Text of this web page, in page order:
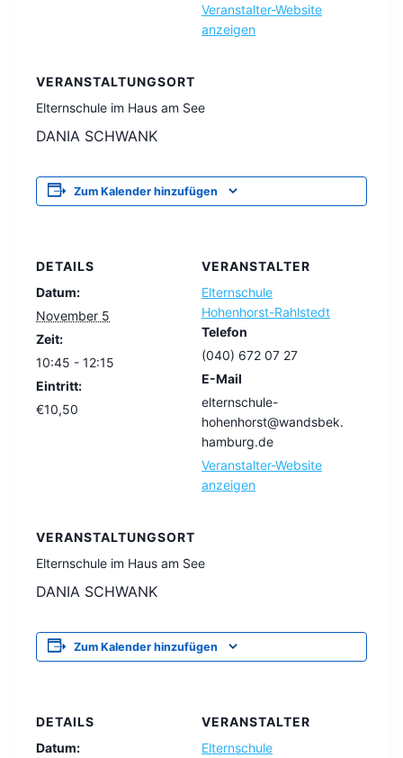
Veranstalter-Website
anzeigen
VERANSTALTUNGSORT
Elternschule im Haus am See
DANIA SCHWANK
Zum Kalender hinzufügen
DETAILS
Datum:
November 5
Zeit:
10:45 - 12:15
Eintritt:
€10,50
VERANSTALTER
Elternschule
Hohenhorst-Rahlstedt
Telefon
(040) 672 07 27
E-Mail
elternschule-
hohenhorst@wandsbek.
hamburg.de
Veranstalter-Website
anzeigen
VERANSTALTUNGSORT
Elternschule im Haus am See
DANIA SCHWANK
Zum Kalender hinzufügen
DETAILS
Datum:
VERANSTALTER
Elternschule